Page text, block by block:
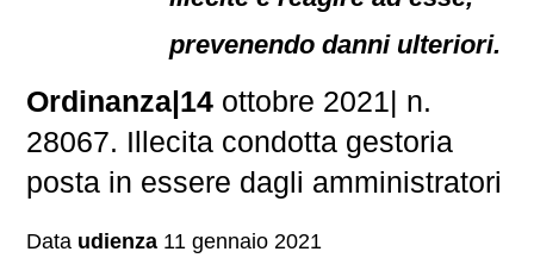
prevenendo danni ulteriori.
Ordinanza|14 ottobre 2021| n.
28067. Illecita condotta gestoria
posta in essere dagli amministratori
Data udienza 11 gennaio 2021